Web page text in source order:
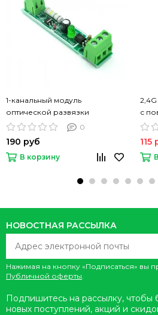
1-канальный модуль
оптической развязки
0
190 руб
В корзину
2,4G
с
115
НОВОСТНАЯ РАССЫЛКА
Нажимая на кнопку «Подписаться» вы
Публичной оферты.
Подпишитесь на рассылку, чтобы
новых поступлений, акций и